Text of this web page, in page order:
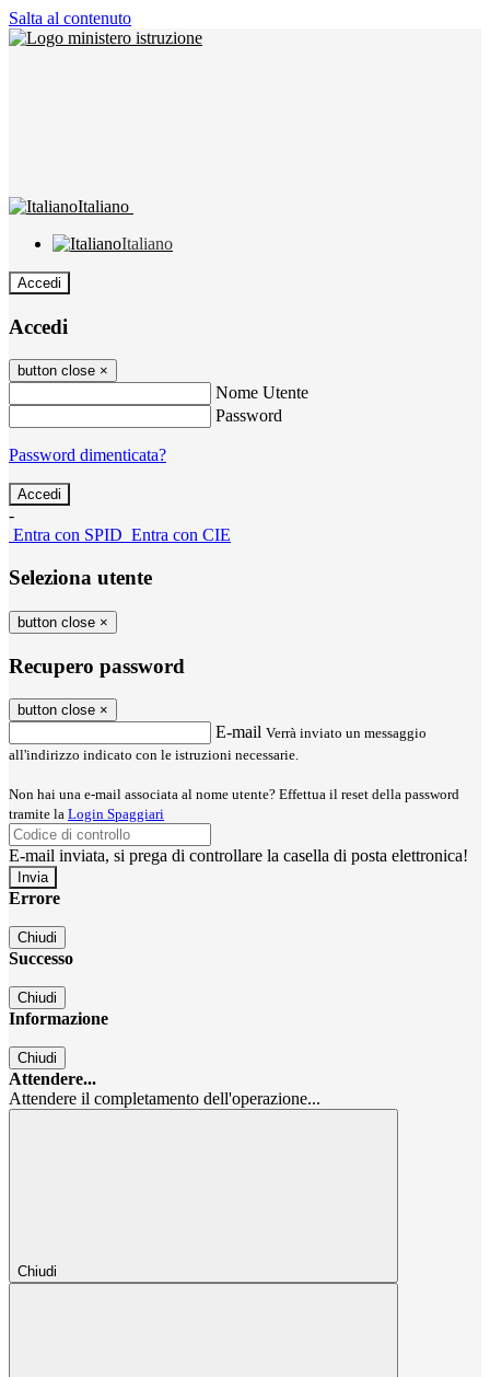
Salta al contenuto
Italiano
Italiano
Accedi
Accedi
button close ×
Nome Utente
Password
Password dimenticata?
-
Entra con SPID Entra con CIE
Seleziona utente
button close ×
Recupero password
button close ×
E-mail Verrà inviato un messaggio
all'indirizzo indicato con le istruzioni necessarie.
Non hai una e-mail associata al nome utente? Effettua il reset della password
tramite la Login Spaggiari
E-mail inviata, si prega di controllare la casella di posta elettronica!
Errore
Chiudi
Successo
Chiudi
Informazione
Chiudi
Attendere...
Attendere il completamento dell'operazione...
Chiudi